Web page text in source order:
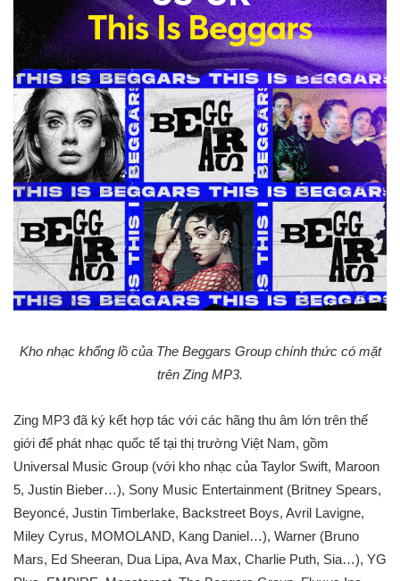
Kho nhạc khổng lồ của The Beggars Group chính thức có mặt
trên Zing MP3.
Zing MP3 đã ký kết hợp tác với các hãng thu âm lớn trên thế
giới để phát nhạc quốc tế tại thị trường Việt Nam, gồm
Universal Music Group (với kho nhạc của Taylor Swift, Maroon
5, Justin Bieber…), Sony Music Entertainment (Britney Spears,
Beyoncé, Justin Timberlake, Backstreet Boys, Avril Lavigne,
Miley Cyrus, MOMOLAND, Kang Daniel…), Warner (Bruno
Mars, Ed Sheeran, Dua Lipa, Ava Max, Charlie Puth, Sia…), YG